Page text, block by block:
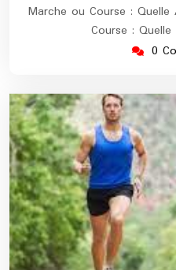
Marche ou Course :
Course :
0